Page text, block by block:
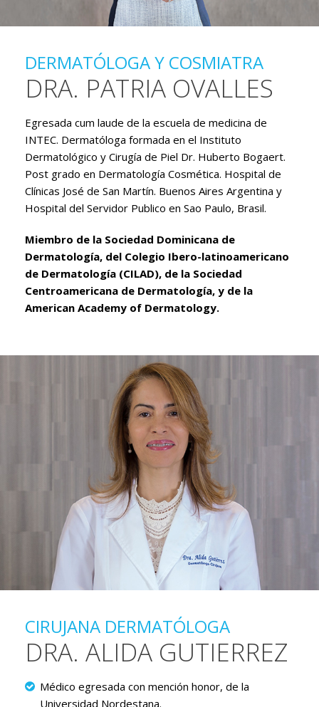
DERMATÓLOGA Y COSMIATRA
DRA. PATRIA OVALLES
Egresada cum laude de la escuela de medicina de
INTEC. Dermatóloga formada en el Instituto
Dermatológico y Cirugía de Piel Dr. Huberto Bogaert.
Post grado en Dermatología Cosmética. Hospital de
Clínicas José de San Martín. Buenos Aires Argentina y
Hospital del Servidor Publico en Sao Paulo, Brasil.
Miembro de la Sociedad Dominicana de
Dermatología, del Colegio Ibero-latinoamericano
de Dermatología (CILAD), de la Sociedad
Centroamericana de Dermatología, y de la
American Academy of Dermatology.
CIRUJANA DERMATÓLOGA
DRA. ALIDA GUTIERREZ
Médico egresada con mención honor, de la
Universidad Nordestana.